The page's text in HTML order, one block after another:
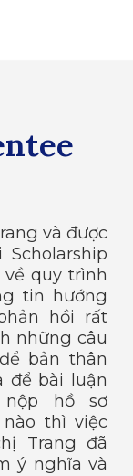
và được
quy trình
tin hướng
hồi rất
những câu
bản thân
để bài luận
hồ sơ
thì việc
Trang đã
ý nghĩa và